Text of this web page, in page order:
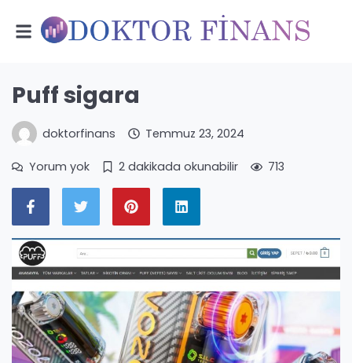
Puff sigara
doktorfinans Temmuz 23, 2024
Yorum yok 2 dakikada okunabilir 713